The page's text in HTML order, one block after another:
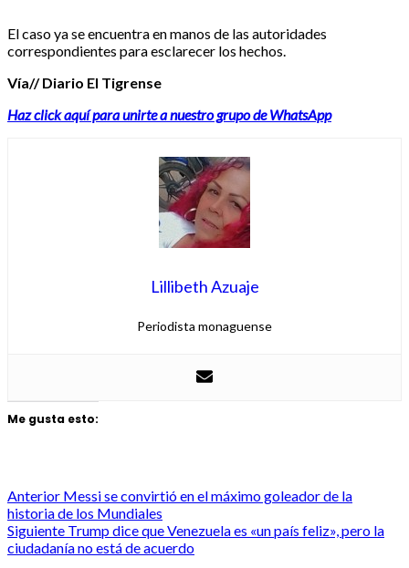
El caso ya se encuentra en manos de las autoridades
correspondientes para esclarecer los hechos.
Vía// Diario El Tigrense
Haz click aquí para unirte a nuestro grupo de WhatsApp
Lillibeth Azuaje
Periodista monaguense
Me gusta esto:
Post
navigation
Anterior Messi se convirtió en el máximo goleador de la
historia de los Mundiales
Siguiente Trump dice que Venezuela es «un país feliz», pero la
ciudadanía no está de acuerdo